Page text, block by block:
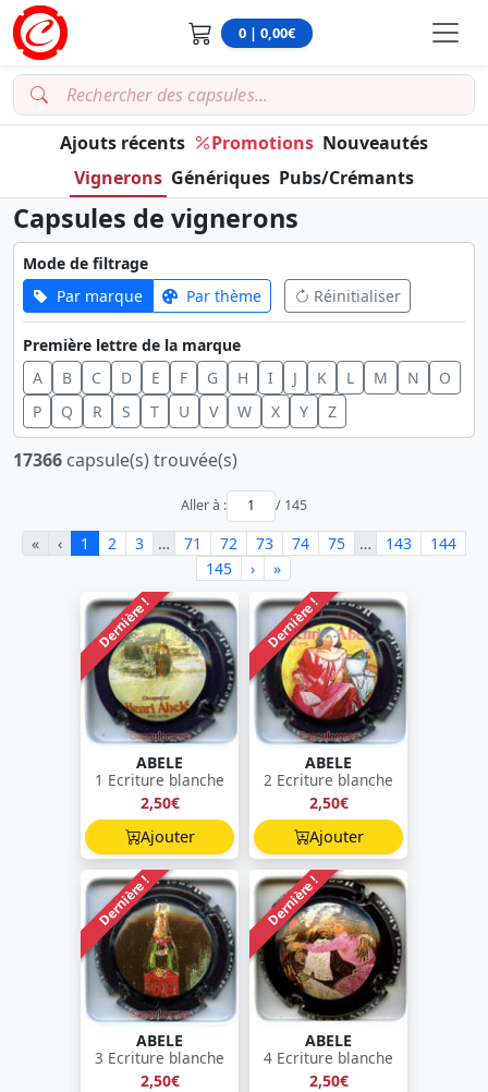
0 | 0,00€
Ajouts récents Promotions Nouveautés
Vignerons Génériques Pubs/Crémants
Capsules de vignerons
Mode de filtrage
Par marque
Par thème Réinitialiser
Première lettre de la marque
A
B C D E F G H I J K L M N
O
P
Q R S T U V W X Y Z
17366 capsule(s) trouvée(s)
Aller à : / 145
« ‹ 1 2 3 … 71 72 73 74 75 … 143
144
145
› »
Dernière !
ABELE
1 Ecriture blanche
2,50€
Ajouter
Dernière !
ABELE
2 Ecriture blanche
2,50€
Ajouter
Dernière !
ABELE
3 Ecriture blanche
2,50€
Dernière !
ABELE
4 Ecriture blanche
2,50€